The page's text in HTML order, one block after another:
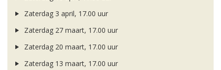
Zaterdag 3 april, 17.00 uur
Zaterdag 27 maart, 17.00 uur
Zaterdag 20 maart, 17.00 uur
Zaterdag 13 maart, 17.00 uur